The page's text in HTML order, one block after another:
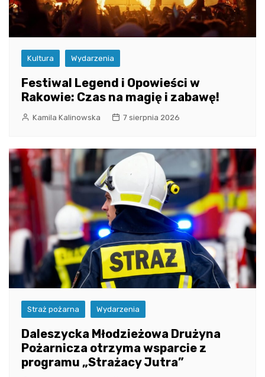
Kultura Wydarzenia
Festiwal Legend i Opowieści w
Rakowie: Czas na magię i zabawę!
Kamila Kalinowska 7 sierpnia 2026
Straż pożarna Wydarzenia
Daleszycka Młodzieżowa Drużyna
Pożarnicza otrzyma wsparcie z
programu „Strażacy Jutra”